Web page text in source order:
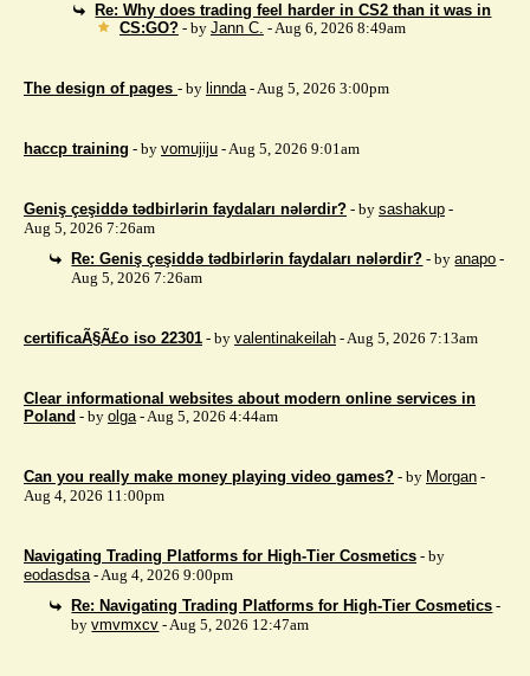
Re: Why does trading feel harder in CS2 than it was in
CS:GO? - by Jann C. - Aug 6, 2026 8:49am
The design of pages - by linnda- Aug 5, 2026 3:00pm
haccp training - by vomujiju - Aug 5, 2026 9:01am
Geniş çeşiddə tədbirlərin faydaları nələrdir? - by sashakup -
Aug 5, 2026 7:26am
Re: Geniş çeşiddə tədbirlərin faydaları nələrdir? - byanapo -
Aug 5, 2026 7:26am
certificaÃ§Ã£o iso 22301 - by valentinakeilah - Aug 5, 2026 7:13am
Clear informational websites about modern online services in
Poland - by olga- Aug 5, 2026 4:44am
Can you really make money playing video games? - by Morgan -
Aug 4, 2026 11:00pm
Navigating Trading Platforms for High-Tier Cosmetics - by
eodasdsa- Aug 4, 2026 9:00pm
Re: Navigating Trading Platforms for High-Tier Cosmetics -
byvmvmxcv - Aug 5, 2026 12:47am